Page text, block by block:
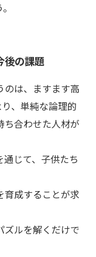
後の課題
のは、ますます高
、単純な論理的
ち合わせた人材が
じて、子供たち
育成することが求
ズルを解くだけで